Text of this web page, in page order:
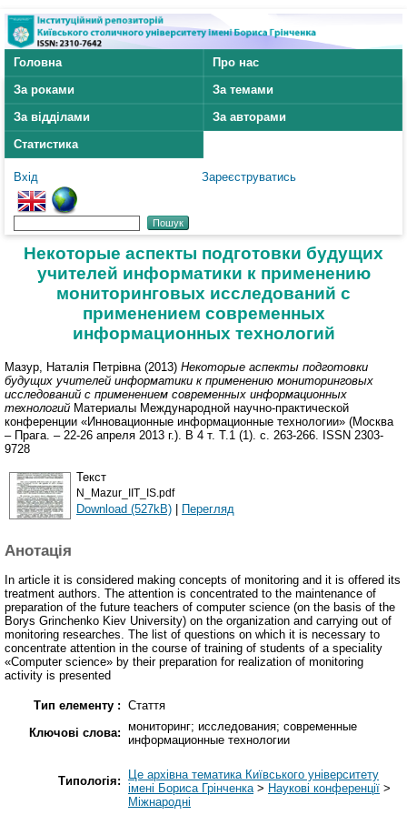
Головна
Про нас
За роками
За темами
За відділами
За авторами
Статистика
Вхід Зареєструватись
Некоторые аспекты подготовки будущих
учителей информатики к применению
мониторинговых исследований с
применением современных
информационных технологий
Мазур, Наталія Петрівна (2013) Некоторые аспекты подготовки
будущих учителей информатики к применению мониторинговых
исследований с применением современных информационных
технологий Материалы Международной научно-практической
конференции «Инновационные информационные технологии» (Москва
– Прага. – 22-26 апреля 2013 г.). В 4 т. Т.1 (1). с. 263-266. ISSN 2303-
9728
Текст
N_Mazur_IIT_IS.pdf
Download (527kB) | Перегляд
Анотація
In article it is considered making concepts of monitoring and it is offered its
treatment authors. The attention is concentrated to the maintenance of
preparation of the future teachers of computer science (on the basis of the
Borys Grinchenko Kiev University) on the organization and carrying out of
monitoring researches. The list of questions on which it is necessary to
concentrate attention in the course of training of students of a speciality
«Computer science» by their preparation for realization of monitoring
activity is presented
Тип елементу : Стаття
Ключові слова: мониторинг; исследования; современные
информационные технологии
Типологія:
Це архівна тематика Київського університету
імені Бориса Грінченка> Наукові конференції >
Міжнародні